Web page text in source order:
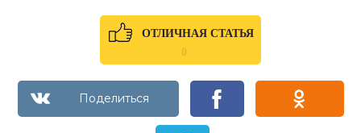
ОТЛИЧНАЯ СТАТЬЯ
0